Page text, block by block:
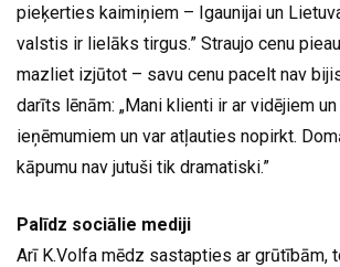
pieķerties kaimiņiem – Igaunijai un
valstis ir lielāks tirgus.” Straujo cenu
mazliet izjūtot – savu cenu pacelt nav
darīts lēnām: „Mani klienti ir ar vidējiem
ieņēmumiem un var atļauties nopirkt.
kāpumu nav jutuši tik dramatiski.”
Palīdz sociālie mediji
Arī K.Volfa mēdz sastapties ar grūtībām,